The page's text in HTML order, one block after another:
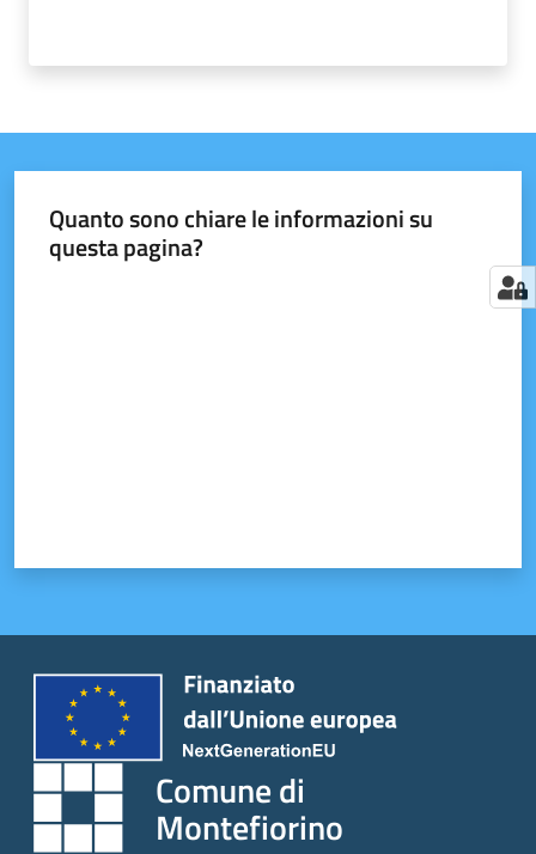
Quanto sono chiare le informazioni su
questa pagina?
Comune di
Montefiorino